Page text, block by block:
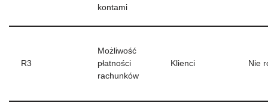
kontami
R3
Możliwość
płatności
rachunków
Klienci Nie